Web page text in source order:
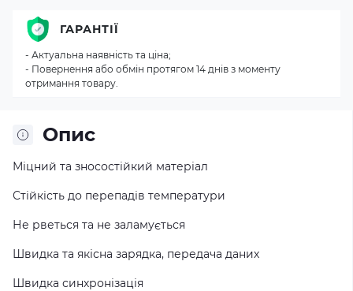
Опис
Міцний та зносостійкий матеріал
Стійкість до перепадів температури
Не рветься та не заламується
Швидка та якісна зарядка, передача даних
Швидка синхронізація
ГАРАНТІЇ
- Актуальна наявність та ціна;
- Повернення або обмін протягом 14 днів з моменту
отримання товару.